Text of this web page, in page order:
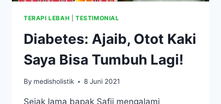
TERAPI LEBAH TESTIMONIAL
Diabetes: Ajaib, Otot Kaki
Saya Bisa Tumbuh Lagi!
By medisholistik 8 Juni 2021
Sejak lama bapak Safii mengalami